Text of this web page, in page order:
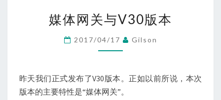
体
关
V30
版
媒体网关与V30版本
2017/04/17 Gilson
昨天我们正式发布了V30版本。正如以前所说，本次
版本的主要特性是“媒体网关”。